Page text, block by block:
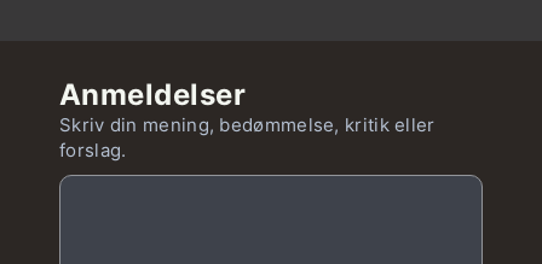
Anmeldelser
Skriv din mening, bedømmelse, kritik eller
forslag.